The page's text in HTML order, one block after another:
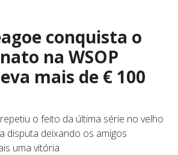
conquista o
na WSOP
mais de € 100
o feito da última série no velho
disputa deixando os amigos
uma vitória